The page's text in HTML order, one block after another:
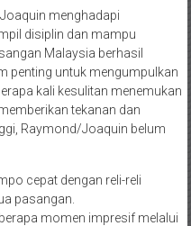
menghadapi
disiplin dan mampu
Malaysia berhasil
penting untuk mengumpulkan
kali kesulitan menemukan
tekanan dan
Raymond/Joaquin belum
cepat dengan reli-reli
pasangan.
momen impresif melalui